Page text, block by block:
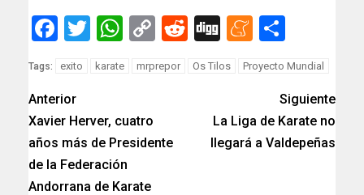
Facebook
Twitter
WhatsApp
CopyReddit
Digg
Tags: exito karate mrprepor Os Tilos Proyecto Mundial
Anterior
Xavier Herver, cuatro
años más de Presidente
de la Federación
Andorrana de Karate
Siguiente
La Liga de Karate no
llegará a Valdepeñas